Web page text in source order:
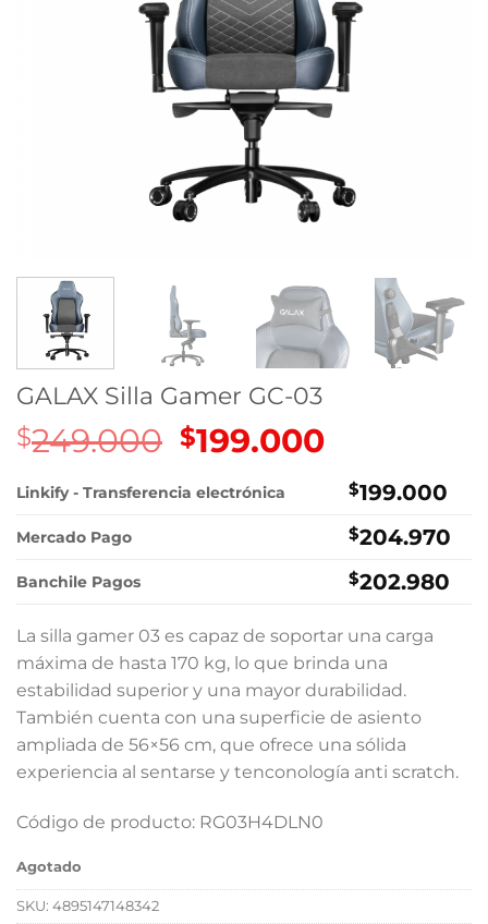
GALAX Silla Gamer GC-03
$249.000 El
precio
original
$199.000El
actual
$199.000.
Linkify - Transferencia electrónica $199.000
Mercado Pago $204.970
Banchile Pagos $202.980
La silla gamer 03 es capaz de soportar una carga
máxima de hasta 170 kg, lo que brinda una
estabilidad superior y una mayor durabilidad.
También cuenta con una superficie de asiento
ampliada de 56×56 cm, que ofrece una sólida
experiencia al sentarse y tenconología anti scratch.
Código de producto: RG03H4DLN0
Agotado
SKU: 4895147148342